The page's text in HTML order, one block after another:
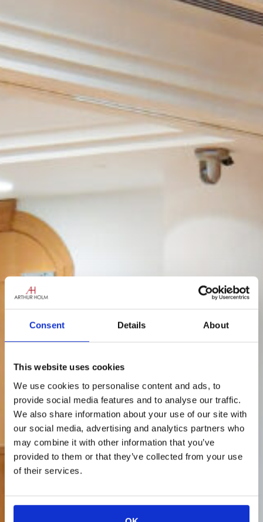
Consent Details About
This website uses cookies
We use cookies to personalise content and ads, to
provide social media features and to analyse our traffic.
We also share information about your use of our site with
our social media, advertising and analytics partners who
may combine it with other information that you’ve
provided to them or that they’ve collected from your use
of their services.